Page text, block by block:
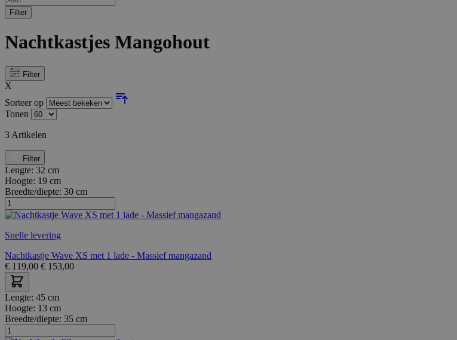
Filter
Nachtkastjes Mangohout
Filter
X
Sorteer op
Tonen
3 Artikelen
Filter
Lengte: 32 cm
Hoogte: 19 cm
Breedte/diepte: 30 cm
Snelle levering
Nachtkastje Wave XS met 1 lade - Massief mangazand
€ 119,00 € 153,00
Lengte: 45 cm
Hoogte: 13 cm
Breedte/diepte: 35 cm